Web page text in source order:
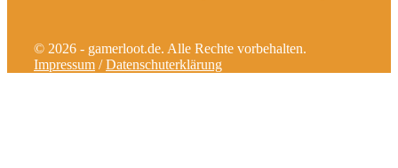
© 2026 - gamerloot.de. Alle Rechte vorbehalten.
Impressum /Datenschuterklärung